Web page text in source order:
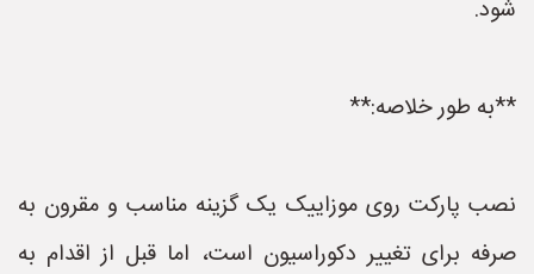
شود.
**به طور خلاصه:**
نصب پارکت روی موزاییک یک گزینه مناسب و مقرون به
صرفه برای تغییر دکوراسیون است، اما قبل از اقدام به